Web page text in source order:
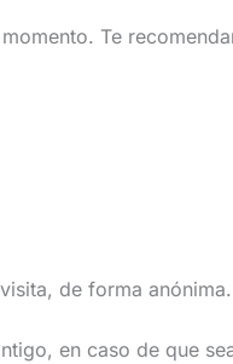
Te
de forma anónima.
en caso de que